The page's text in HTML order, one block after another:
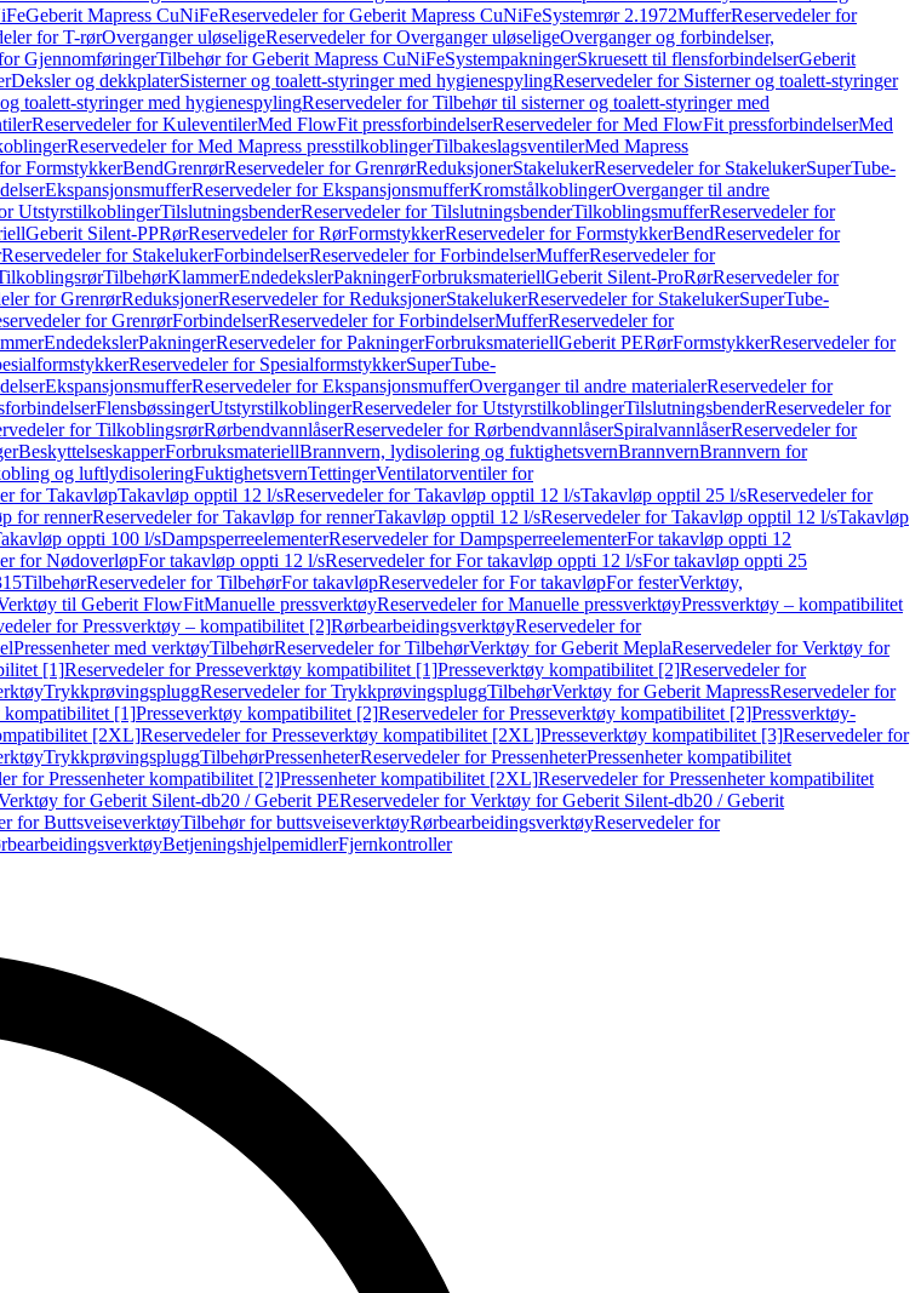
Geberit Mapress CuNiFeReservedeler for Geberit Mapress CuNiFeSystemrør 2.1972MufferReservedeler for
for T-rørOverganger uløseligeReservedeler for Overganger uløseligeOverganger og forbindelser,
GjennomføringerTilbehør for Geberit Mapress CuNiFeSystempakningerSkruesett til flensforbindelserGeberit
Deksler og dekkplaterSisterner og toalett-styringer med hygienespylingReservedeler for Sisterner og toalett-styringer
toalett-styringer med hygienespylingReservedeler for Tilbehør til sisterner og toalett-styringer med
Reservedeler for KuleventilerMed FlowFit pressforbindelserReservedeler for Med FlowFit pressforbindelserMed
Reservedeler for Med Mapress presstilkoblingerTilbakeslagsventilerMed Mapress
FormstykkerBendGrenrørReservedeler for GrenrørReduksjonerStakelukerReservedeler for StakelukerSuperTube-
EkspansjonsmufferReservedeler for EkspansjonsmufferKromstålkoblingerOverganger til andre
UtstyrstilkoblingerTilslutningsbenderReservedeler for TilslutningsbenderTilkoblingsmufferReservedeler for
Geberit Silent-PPRørReservedeler for RørFormstykkerReservedeler for FormstykkerBendReservedeler for
Reservedeler for StakelukerForbindelserReservedeler for ForbindelserMufferReservedeler for
TilbehørKlammerEndedekslerPakningerForbruksmateriellGeberit Silent-ProRørReservedeler for
for GrenrørReduksjonerReservedeler for ReduksjonerStakelukerReservedeler for StakelukerSuperTube-
for GrenrørForbindelserReservedeler for ForbindelserMufferReservedeler for
EndedekslerPakningerReservedeler for PakningerForbruksmateriellGeberit PERørFormstykkerReservedeler for
Reservedeler for SpesialformstykkerSuperTube-
EkspansjonsmufferReservedeler for EkspansjonsmufferOverganger til andre materialerReservedeler for
FlensbøssingerUtstyrstilkoblingerReservedeler for UtstyrstilkoblingerTilslutningsbenderReservedeler for
for TilkoblingsrørRørbendvannlåserReservedeler for RørbendvannlåserSpiralvannlåserReservedeler for
BeskyttelseskapperForbruksmateriellBrannvern, lydisolering og fuktighetsvernBrannvernBrannvern for
og luftlydisoleringFuktighetsvernTettingerVentilatorventiler for
for TakavløpTakavløp opptil 12 l/sReservedeler for Takavløp opptil 12 l/sTakavløp opptil 25 l/sReservedeler for
for rennerReservedeler for Takavløp for rennerTakavløp opptil 12 l/sReservedeler for Takavløp opptil 12 l/sTakavløp
oppti 100 l/sDampsperreelementerReservedeler for DampsperreelementerFor takavløp oppti 12
for NødoverløpFor takavløp oppti 12 l/sReservedeler for For takavløp oppti 12 l/sFor takavløp oppti 25
TilbehørReservedeler for TilbehørFor takavløpReservedeler for For takavløpFor festerVerktøy,
til Geberit FlowFitManuelle pressverktøyReservedeler for Manuelle pressverktøyPressverktøy – kompatibilitet
for Pressverktøy – kompatibilitet [2]RørbearbeidingsverktøyReservedeler for
Pressenheter med verktøyTilbehørReservedeler for TilbehørVerktøy for Geberit MeplaReservedeler for Verktøy for
[1]Reservedeler for Presseverktøy kompatibilitet [1]Presseverktøy kompatibilitet [2]Reservedeler for
TrykkprøvingspluggReservedeler for TrykkprøvingspluggTilbehørVerktøy for Geberit MapressReservedeler for
kompatibilitet [1]Presseverktøy kompatibilitet [2]Reservedeler for Presseverktøy kompatibilitet [2]Pressverktøy-
[2XL]Reservedeler for Presseverktøy kompatibilitet [2XL]Presseverktøy kompatibilitet [3]Reservedeler for
TrykkprøvingspluggTilbehørPressenheterReservedeler for PressenheterPressenheter kompatibilitet
for Pressenheter kompatibilitet [2]Pressenheter kompatibilitet [2XL]Reservedeler for Pressenheter kompatibilitet
for Geberit Silent-db20 / Geberit PEReservedeler for Verktøy for Geberit Silent-db20 / Geberit
for ButtsveiseverktøyTilbehør for buttsveiseverktøyRørbearbeidingsverktøyReservedeler for
BetjeningshjelpemidlerFjernkontroller